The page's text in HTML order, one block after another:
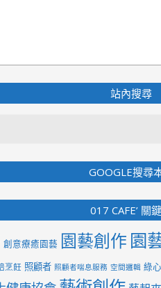
站內搜尋
GOOGLE搜尋
017 CAFE’ 關
創意療癒園藝 園藝創作 園
烹飪 照顧者 照顧者喘息服務 空間邏輯 綠